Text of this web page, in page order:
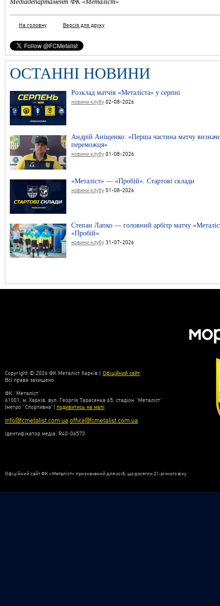
Медіадепартамент ФК «Металіст»
На головну Версія для друку
ОСТАННІ НОВИНИ
Розклад матчів «Металіста» у серпні
новини клубу 02-08-2026
Андрій Аніщенко: «Перша частина матчу
переможця»
новини клубу 01-08-2026
«Металіст» — «Пробій». Стартові склади
новини клубу 01-08-2026
Степан Лапко — головний арбітр матчу
«Пробій»
новини клубу 31-07-2026
Copyright © 2026 ФК Металіст Харків | Офіційний сайт.
Всі права захищено.
ФК “Металіст”
61001, м. Харків, вул. Георгія Тарасенка 65, стадіон “Металіст”
(метро “Спортивна”) подивитись на мапі
info@fcmetalist.com.ua office@fcmetalist.com.ua
Ідентифікатор медіа: R40-06573
Офіційний сайт ФК «Металіст» призначений для осіб, що досягли 21-річного віку